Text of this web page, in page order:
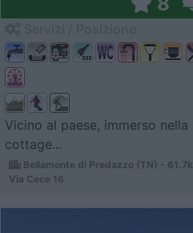
Vicino al paese, immerso
cottage...
Bellamonte di Predazzo (TN) -
Via Cece 16